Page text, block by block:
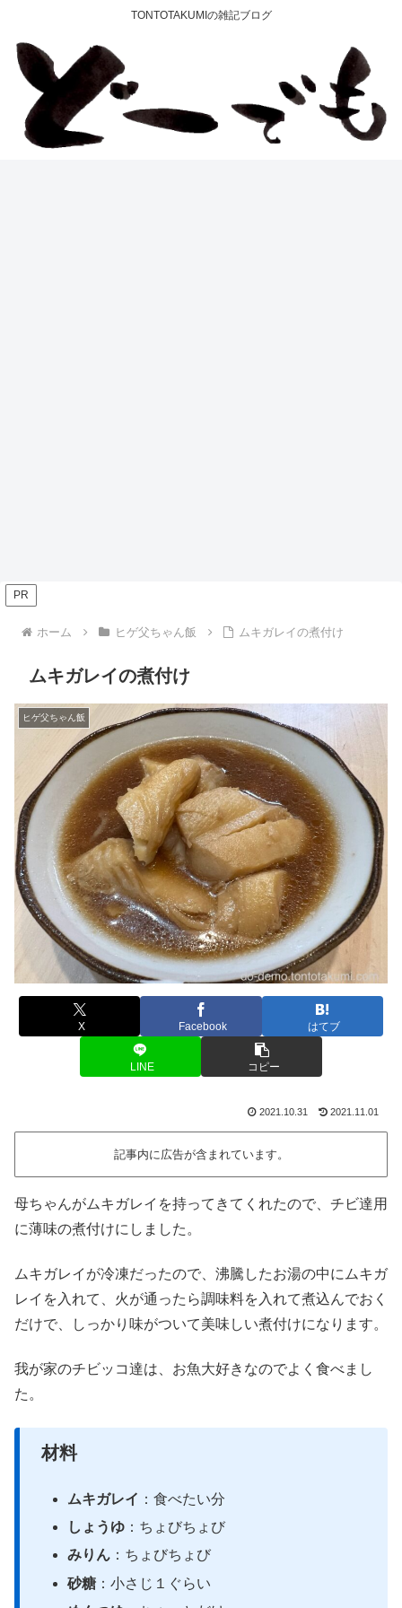
TONTOTAKUMIの雑記ブログ
PR
ホーム ヒゲ父ちゃん飯 ムキガレイの煮付け
ムキガレイの煮付け
ヒゲ父ちゃん飯
X Facebook はてブ
LINE コピー
2021.10.31 2021.11.01
記事内に広告が含まれています。
母ちゃんがムキガレイを持ってきてくれたので、チビ達用
に薄味の煮付けにしました。
ムキガレイが冷凍だったので、沸騰したお湯の中にムキガ
レイを入れて、火が通ったら調味料を入れて煮込んでおく
だけで、しっかり味がついて美味しい煮付けになります。
我が家のチビッコ達は、お魚大好きなのでよく食べまし
た。
材料
ムキガレイ ：食べたい分
しょうゆ ：ちょびちょび
みりん ：ちょびちょび
砂糖 ：小さじ１ぐらい